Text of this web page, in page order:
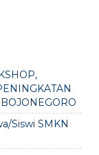
Siswi SMKN